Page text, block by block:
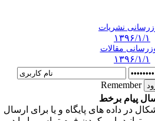
نشریات
۱۳۹۶/۱/۱
مقالات
۱۳۹۶/۱/۱
Remember
پیام برخط
در داده های پایگاه و یا برای ارسال